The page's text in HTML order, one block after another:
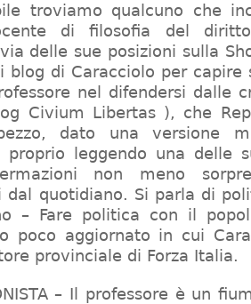
troviamo qualcuno che
di filosofia del
delle sue posizioni sulla
blog di Caracciolo per
nel difendersi dalle
Civium Libertas ), che
dato una versione
proprio leggendo una delle
non meno
quotidiano. Si parla di
– Fare politica con il
poco aggiornato in cui
provinciale di Forza Italia.
– Il professore è un